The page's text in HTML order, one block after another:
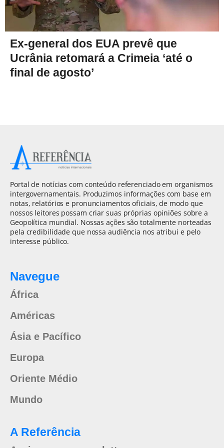
Ex-general dos EUA prevê que
Ucrânia retomará a Crimeia ‘até o
final de agosto’
Portal de notícias com conteúdo referenciado em organismos
intergovernamentais. Produzimos informações com base em
notas, relatórios e pronunciamentos oficiais, de modo que
nossos leitores possam criar suas próprias opiniões sobre a
Geopolítica mundial. Nossas ações são totalmente norteadas
pela credibilidade que nossa audiência nos atribui e pelo
interesse público.
Navegue
África
Américas
Ásia e Pacífico
Europa
Oriente Médio
Mundo
A Referência